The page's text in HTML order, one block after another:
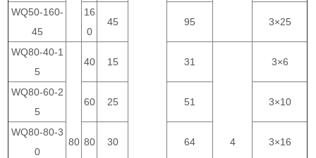
WQ50-160-
45
16
0
45 95 3×25
WQ80-40-1
5
80
40 15 31
4
3×6
WQ80-60-2
5
60 25 51 3×10
WQ80-80-3
0
80 30 64 3×16